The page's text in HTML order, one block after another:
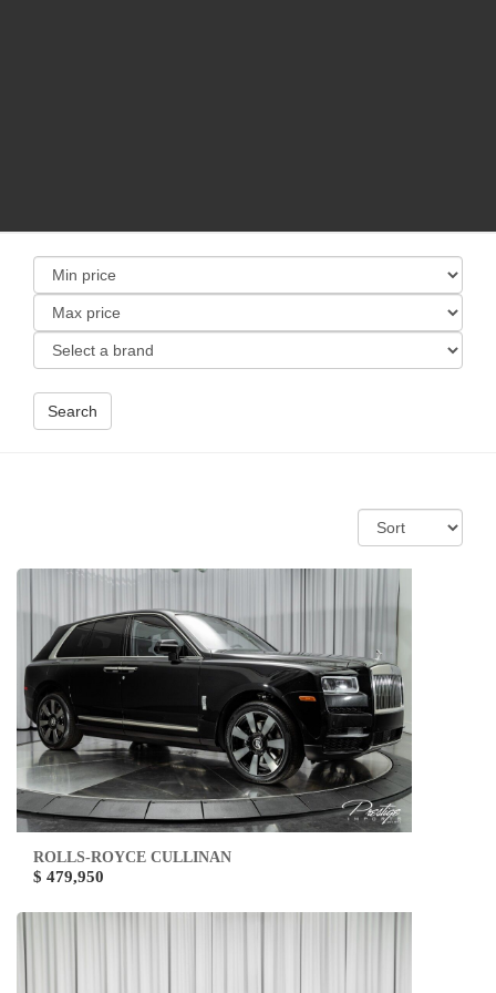
Search
ROLLS-ROYCE CULLINAN
$ 479,950